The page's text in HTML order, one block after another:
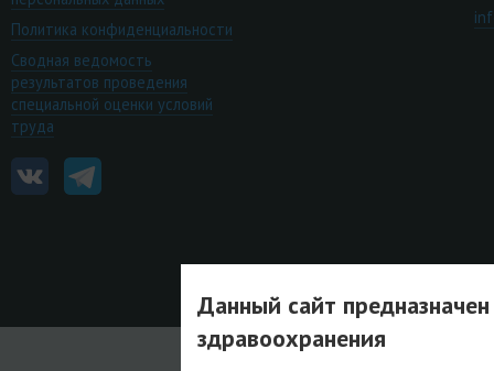
Политика конфиденциальности
Сводная ведомость
результатов проведения
специальной оценки условий
труда
Данный сайт
здравоохранения